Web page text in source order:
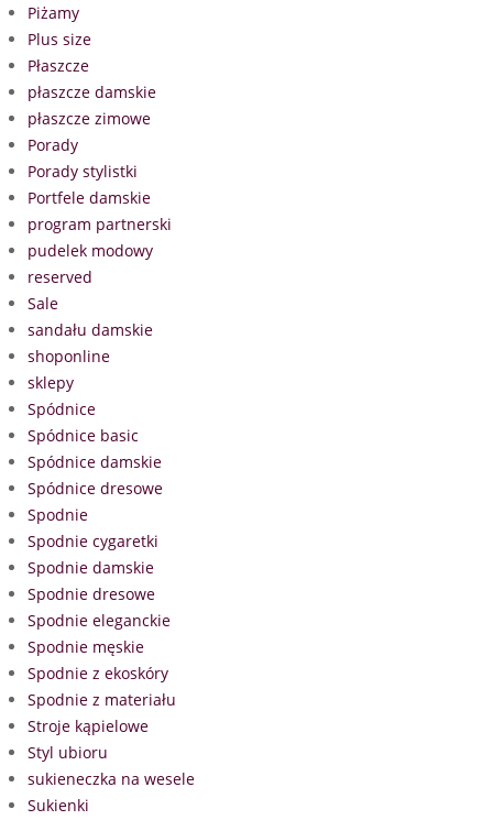
Piżamy
Plus size
Płaszcze
płaszcze damskie
płaszcze zimowe
Porady
Porady stylistki
Portfele damskie
program partnerski
pudelek modowy
reserved
Sale
sandału damskie
shoponline
sklepy
Spódnice
Spódnice basic
Spódnice damskie
Spódnice dresowe
Spodnie
Spodnie cygaretki
Spodnie damskie
Spodnie dresowe
Spodnie eleganckie
Spodnie męskie
Spodnie z ekoskóry
Spodnie z materiału
Stroje kąpielowe
Styl ubioru
sukieneczka na wesele
Sukienki